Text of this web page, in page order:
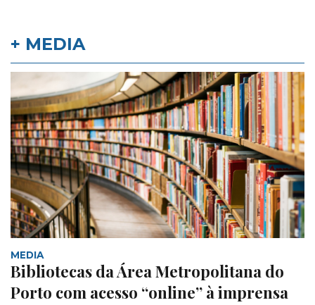
+ MEDIA
MEDIA
Bibliotecas da Área Metropolitana do
Porto com acesso “online” à imprensa